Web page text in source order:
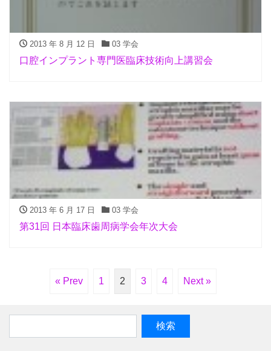
2013 年 8 月 12 日 03 学会
口腔インプラント専門医臨床技術向上講習会
2013 年 6 月 17 日 03 学会
第31回 日本臨床歯周病学会年次大会
« Prev 1 2 3 4 Next »